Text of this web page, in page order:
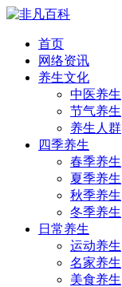
首页
网络资讯
养生文化
中医养生
节气养生
养生人群
四季养生
春季养生
夏季养生
秋季养生
冬季养生
日常养生
运动养生
名家养生
美食养生